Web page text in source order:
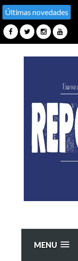
Últimas novedades
MENU